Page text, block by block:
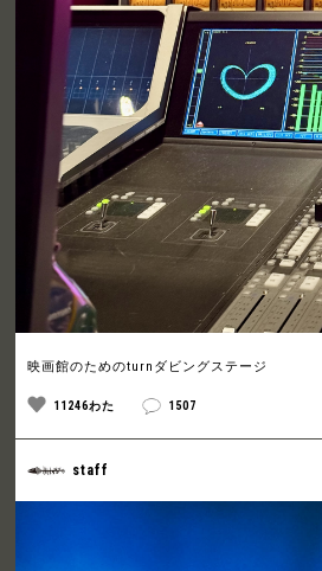
映画館のためのturnダビングステージ
11246わた 1507
staff